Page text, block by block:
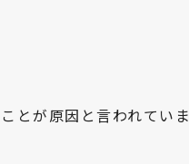
とが原因と言われていま